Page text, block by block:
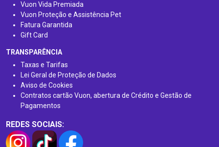
Vuon Vida Premiada
Vuon Proteção e Assistência Pet
Fatura Garantida
Gift Card
TRANSPARÊNCIA
Taxas e Tarifas
Lei Geral de Proteção de Dados
Aviso de Cookies
Contratos cartão Vuon, abertura de Crédito e Gestão de
Pagamentos
REDES SOCIAIS: